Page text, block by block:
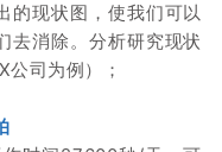
的现状图，使我们可以
消除。 分析研究现状
司为例）；